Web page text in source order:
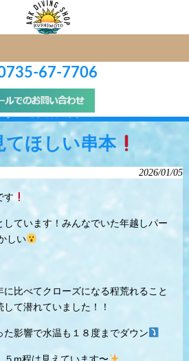
67-7706
> ぜひ今見てほしい串本
てほしい串本
2026/01/05
す
ています！みんなでいた年越しパー
しい
比べてクローズになる程荒れること
て潜れていました！！
影響で水温も１８度までダウン